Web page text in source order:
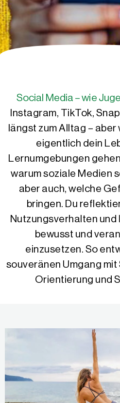
Social Media – wie
Instagram, TikTok,
längst zum Alltag –
eigentlich dein
Lernumgebungen
warum soziale Medien
aber auch, welche
bringen. Du
Nutzungsverhalten und
bewusst und
einzusetzen. So
souveränen Umgang
Orientierung und